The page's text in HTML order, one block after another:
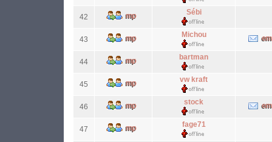
42
Sébi
43
Michou
44
bartman
45
vw kraft
46
stock
47
fage71